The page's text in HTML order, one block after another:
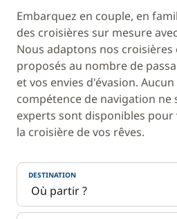
Embarquez en couple, en
des croisières sur mesure
Nous adaptons nos croisières
proposés au nombre de
et vos envies d'évasion.
compétence de navigation ne
experts sont disponibles
la croisière de vos rêves.
DESTINATION